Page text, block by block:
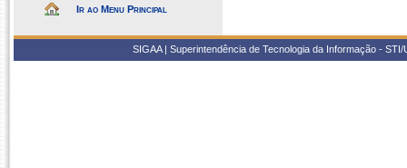
Ir ao Menu Principal
SIGAA | Superintendência de Tecnologia da Informação -